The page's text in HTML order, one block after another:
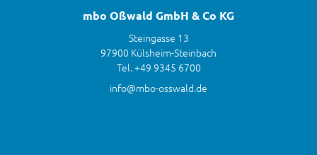
mbo Oßwald GmbH & Co KG
Steingasse 13
97900 Külsheim-Steinbach
Tel. +49 9345 6700
info@mbo-osswald.de